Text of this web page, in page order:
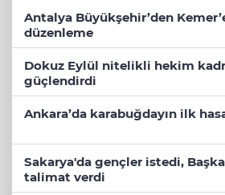
Antalya Büyükşehir’den
düzenleme
Dokuz Eylül nitelikli hekim
güçlendirdi
Ankara’da karabuğdayın ilk
Sakarya'da gençler istedi,
talimat verdi